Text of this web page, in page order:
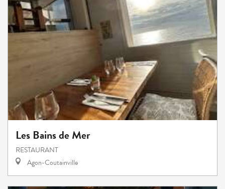
Les Bains de Mer
RESTAURANT
Agon-Coutainville